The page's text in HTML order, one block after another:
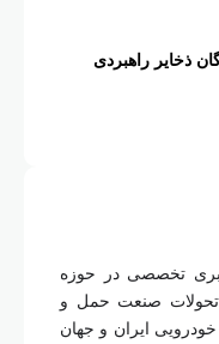
ذخایر راهبردی
تخصصی در حوزه
صنعت حمل و
ایران و جهان